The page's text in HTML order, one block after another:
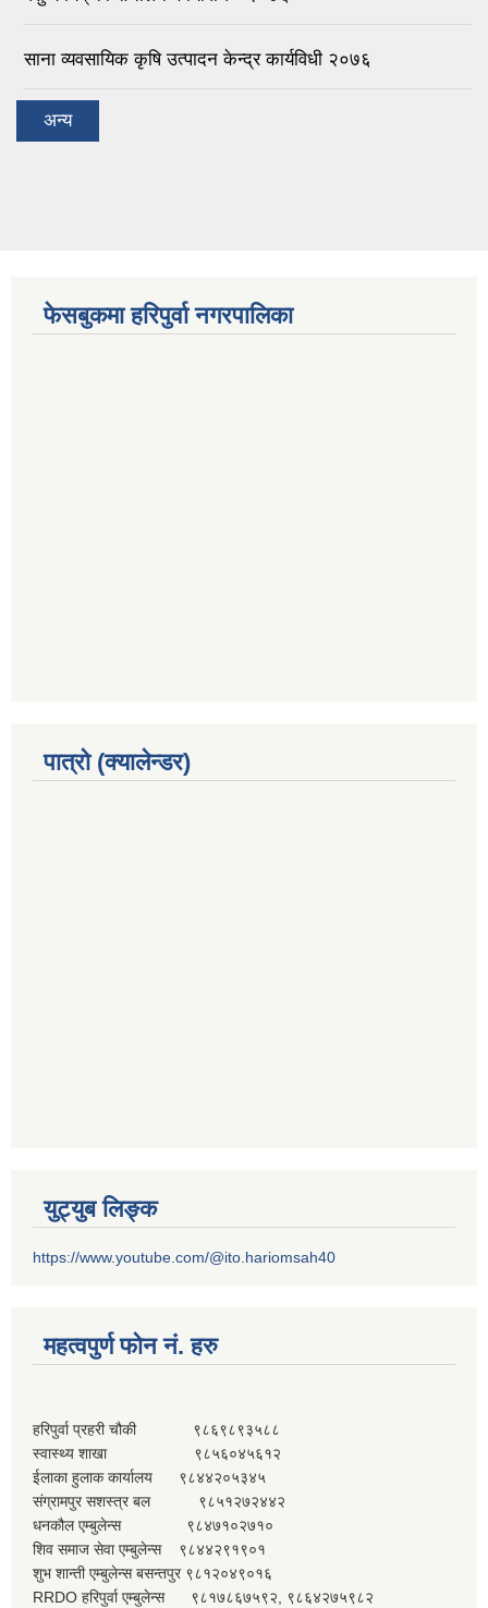
साना व्यवसायिक कृषि उत्पादन केन्द्र कार्यविधी २०७६
अन्य
फेसबुकमा हरिपुर्वा नगरपालिका
पात्रो (क्यालेन्डर)
युट्युब लिङ्क
https://www.youtube.com/@ito.hariomsah40
महत्वपुर्ण फोन नं. हरु
हरिपुर्वा प्रहरी चौकी ९८६९८९३५८८
स्वास्थ्य शाखा ९८५६०४५६१२
ईलाका हुलाक कार्यालय ९८४४२०५३४५
संग्रामपुर सशस्त्र बल ९८५१२७२४४२
धनकौल एम्बुलेन्स ९८४७१०२७१०
शिव समाज सेवा एम्बुलेन्स ९८४४२९१९०१
शुभ शान्ती एम्बुलेन्स बसन्तपुर ९८१२०४९०१६
RRDO हरिपुर्वा एम्बुलेन्स ९८१७८६७५९२, ९८६४२७५९८२